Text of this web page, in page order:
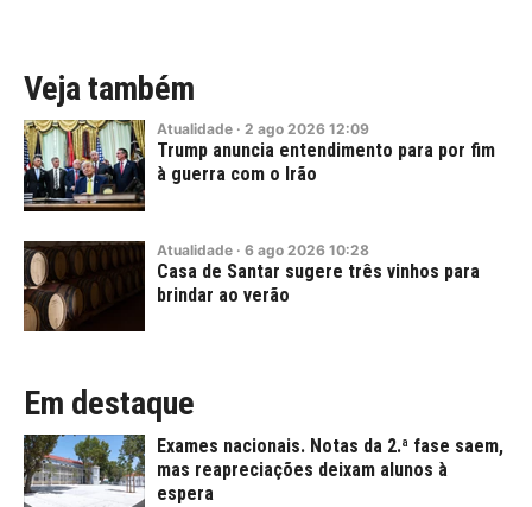
Veja também
Atualidade · 2 ago 2026 12:09
Trump anuncia entendimento para por fim
à guerra com o Irão
Atualidade · 6 ago 2026 10:28
Casa de Santar sugere três vinhos para
brindar ao verão
Em destaque
Exames nacionais. Notas da 2.ª fase saem,
mas reapreciações deixam alunos à
espera